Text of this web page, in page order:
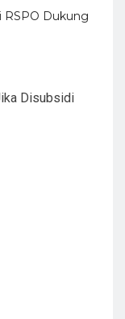
RSPO Dukung
Disubsidi